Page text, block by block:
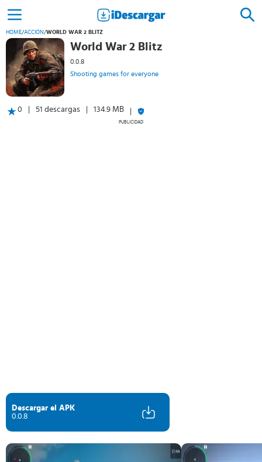
HOME/ACCIÓN/WORLD WAR 2 BLITZ
World War 2 Blitz
0.0.8
Shooting games for everyone
0 51 descargas 134.9 MB
PUBLICIDAD
Descargar el APK
0.0.8